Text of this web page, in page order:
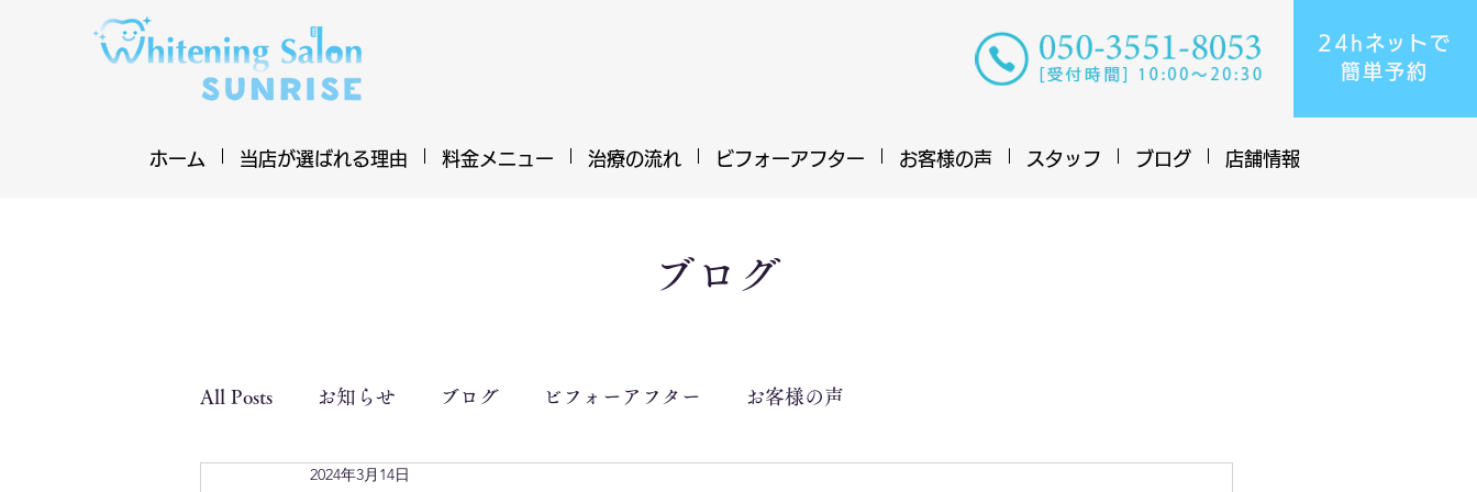
24hネットで
​簡単予約
ホーム 当店が選ばれる理由 料金メニュー 治療の流れ ビフォーアフター お客様の声 スタッフ ブログ 店舗情報
ブログ
All Posts お知らせ ブログ ビフォーアフター お客様の声
2024年3月14日